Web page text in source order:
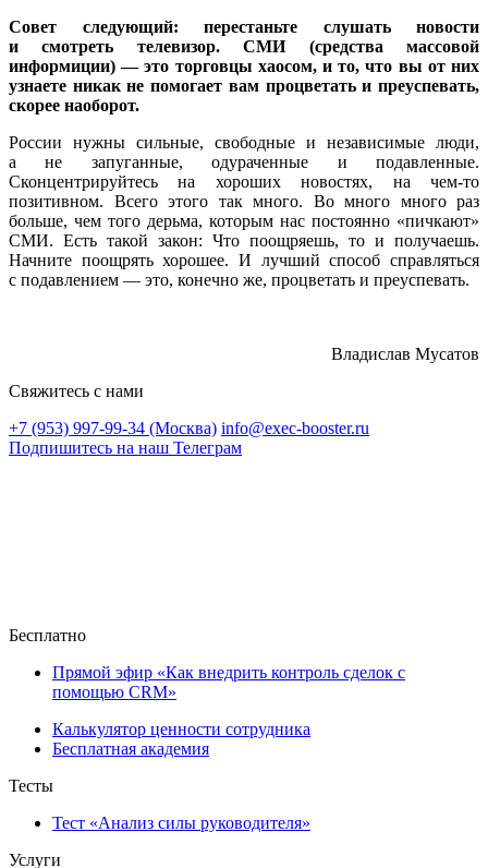
Совет следующий:
перестаньте слушать новости
и смотреть телевизор. СМИ (средства массовой
информиции) — это торговцы хаосом, и то, что вы от них
узнаете никак не помогает вам процветать и преуспевать,
скорее наоборот.
России нужны сильные, свободные и независимые люди,
а не запуганные, одураченные и подавленные.
Сконцентрируйтесь на хороших новостях, на чем-то
позитивном. Всего этого так много. Во много много раз
больше, чем того дерьма, которым нас постоянно «пичкают»
СМИ. Есть такой закон: Что поощряешь, то и получаешь.
Начните поощрять хорошее. И лучший способ справляться
с подавлением — это, конечно же, процветать и преуспевать.
Владислав Мусатов
Свяжитесь с нами
+7 (953) 997-99-34 (Москва) info@exec-booster.ru
Подпишитесь на наш Телеграм
Бесплатно
Прямой эфир «Как внедрить контроль сделок с
помощью CRM»
Калькулятор ценности сотрудника
Бесплатная академия
Тесты
Тест «Анализ силы руководителя»
Услуги